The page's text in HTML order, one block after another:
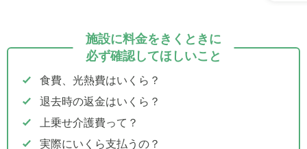
施設に料金をきくときに
必ず確認してほしいこと
食費、光熱費はいくら？
退去時の返金はいくら？
上乗せ介護費って？
実際にいくら支払うの？